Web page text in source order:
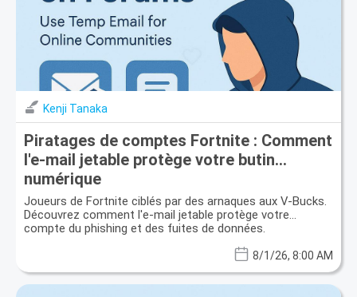
Kenji Tanaka
Piratages de comptes Fortnite : Comment
l'e-mail jetable protège votre butin
numérique
Joueurs de Fortnite ciblés par des arnaques aux V-Bucks.
Découvrez comment l'e-mail jetable protège votre
compte du phishing et des fuites de données.
8/1/26, 8:00 AM